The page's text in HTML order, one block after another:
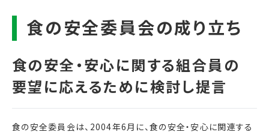
食の安全委員会は、2004年6月に、食の安全・安心に関連する